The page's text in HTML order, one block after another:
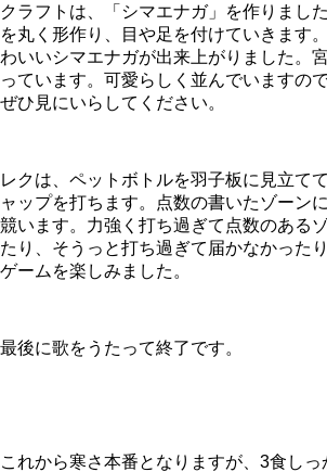
クラフトは、「シマエナガ」を作りまし
を丸く形作り、目や足を付けていきます
わいいシマエナガが出来上がりました。
っています。可愛らしく並んでいますの
ぜひ見にいらしてください。
レクは、ペットボトルを羽子板に見立て
ャップを打ちます。点数の書いたゾーン
競います。力強く打ち過ぎて点数のある
たり、そうっと打ち過ぎて届かなかった
ゲームを楽しみました。
最後に歌をうたって終了です。
これから寒さ本番となりますが、 3食しっ